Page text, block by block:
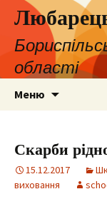
області
Меню
Скарби
15.12.2017
виховання